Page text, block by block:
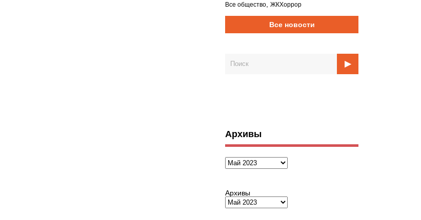
Все общество ЖКХоррор
Все новости
Архивы
Архивы
Архивы